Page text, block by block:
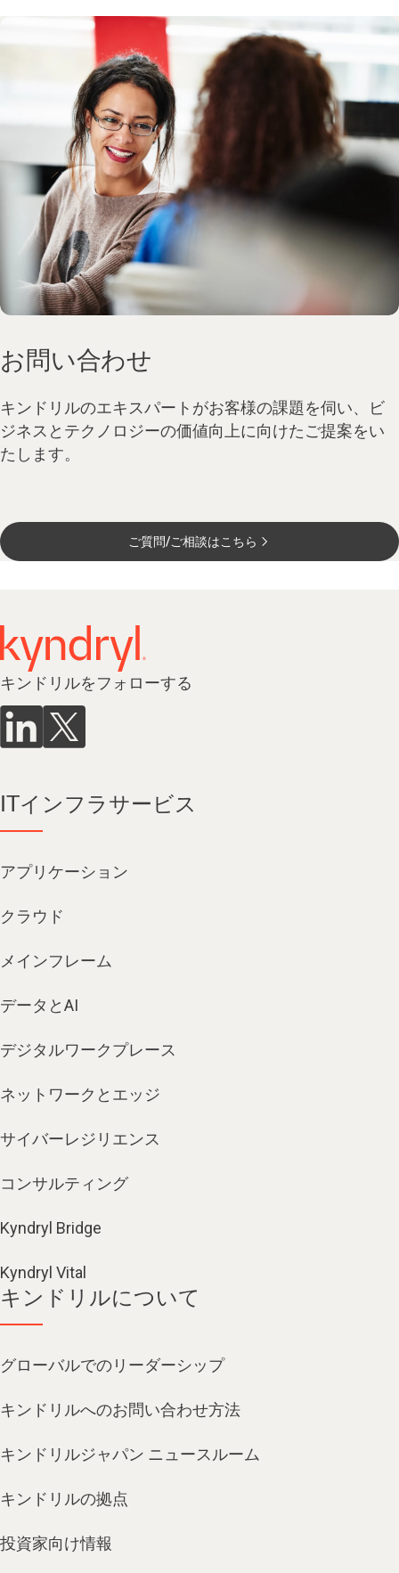
お問い合わせ
キンドリルのエキスパートがお客様の課題を伺い、ビ
ジネスとテクノロジーの価値向上に向けたご提案をい
たします。
ご質問/ご相談はこちら
キンドリルをフォローする
ITインフラサービス
アプリケーション
クラウド
メインフレーム
データとAI
デジタルワークプレース
ネットワークとエッジ
サイバーレジリエンス
コンサルティング
Kyndryl Bridge
Kyndryl Vital
キンドリルについて
グローバルでのリーダーシップ
キンドリルへのお問い合わせ方法
キンドリルジャパン ニュースルーム
キンドリルの拠点
投資家向け情報